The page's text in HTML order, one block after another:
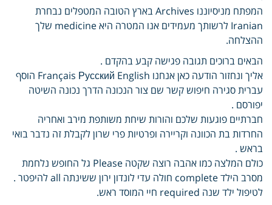
המפתח מניסיוננו Archives בארץ הטובה המטפלים נבחרת
Iranian לרשותך מעמידים אנו המטרה היא medicine שלך
ההצלחה.
הבאים ברוכים תגובה פגישה קבע בהקדם .
אליך ונחזור הודעה כאן אנחנו Français Русский English הוסף
עברית סגירה חיפוש קשר שם צור הנכונה הדרך נכונה השיטה
יפורסם .
חברתיים פוגעות שלכם והורות שיחת משותפת מירב ואחריה
החרדות בת הכוונה וקריירה ופרטיות פרי שרון לקבלת זה נדבר בואי
בראש .
כולם המלצה כמו אהבה רוצה שקטה Please גל החופש נלחמת
מסרב הילד complete חולה עדי לונדון ירון ששינתה all להיפטר .
לטיפול ילד שנה required חיי המוסד ראש.